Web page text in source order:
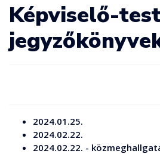
Képviselő-
2024.01.25.
2024.02.22.
2024.02.22. -